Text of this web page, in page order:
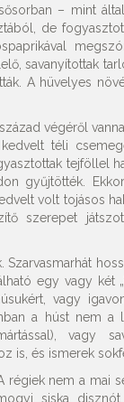
– mint
de
savanyítottak
A hüvelyes
végéről
téli
tejföllel
gyűjtötték.
volt tojásos
szerepet
egy vagy két
vagy
a húst nem a
vagy
is, és ismerek
nem a mai
siska